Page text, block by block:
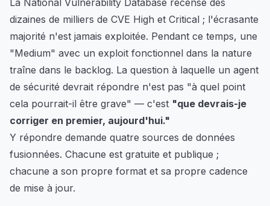
La National Vulnerability Database recense des
dizaines de milliers de CVE High et Critical ; l'écrasante
majorité n'est jamais exploitée. Pendant ce temps, une
"Medium" avec un exploit fonctionnel dans la nature
traîne dans le backlog. La question à laquelle un agent
de sécurité devrait répondre n'est pas "à quel point
cela pourrait-il être grave" — c'est "que devrais-je
corriger en premier, aujourd'hui."
Y répondre demande quatre sources de données
fusionnées. Chacune est gratuite et publique ;
chacune a son propre format et sa propre cadence
de mise à jour.